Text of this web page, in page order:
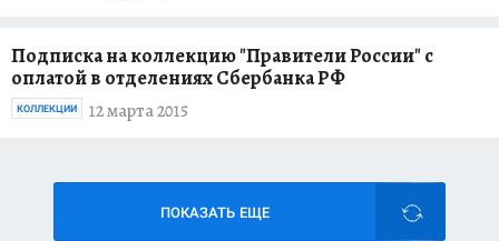
Подписка на коллекцию "Правители России" с
оплатой в отделениях Сбербанка РФ
12 марта 2015
КОЛЛЕКЦИИ
ПОКАЗАТЬ ЕЩЕ